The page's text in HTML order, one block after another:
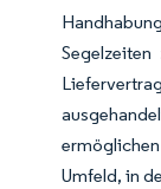
Umfeld, in